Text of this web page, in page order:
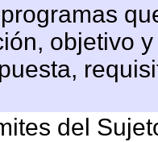
objetivo
del